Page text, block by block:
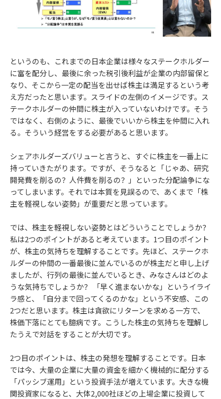
というのも、これまでの日本企業は様々なステークホルダー
に富を配分し、最後に余った税引後利益が企業の内部留保と
なり、そこから一定の配当を出せば株主は満足するという考
え方だったと思います。スライドの左側のイメージです。ス
テークホルダーの仲間に株主が入っていないわけです。そう
ではなく、右側のように、最後でいいから株主を仲間に入れ
る。そういう経営をする必要があると思います。
シェアホルダーズバリューと言うと、すぐに株主を一番上に
持っていきたがります。ですが、そうなると「じゃあ、研究
開発費を削るの？人件費を削るの？」といった分配論争にな
ってしまいます。それでは本質を見誤るので、あくまで「株
主を軽視しない姿勢」が重要だと思っています。
では、株主を軽視しない姿勢とはどういうことでしょうか？
私は2つのポイントがあると考えています。1つ目のポイント
が、株主の気持ちを理解することです。先ほど、ステークホ
ルダーの仲間の一番最後に並んでいるのが株主だと申し上げ
ましたが、行列の最後に並んでいるとき、みなさんはどのよ
うな気持ちでしょうか？ 「早く進まないかな」というイライ
ラ感と、「自分まで回ってくるのかな」という不安感、この
2つだと思います。株主は貪欲にリターンを求める一方で、
株価下落にとても臆病です。こうした株主の気持ちを理解し
たうえで対話をすることが大切です。
2つ目のポイントは、株主の発想を理解することです。日本
では今、大量の企業に大量の資金を細かく機械的に配分する
「パッシブ運用」という投資手法が増えています。大きな機
関投資家になると、大体2,000社ほどの上場企業に投資して